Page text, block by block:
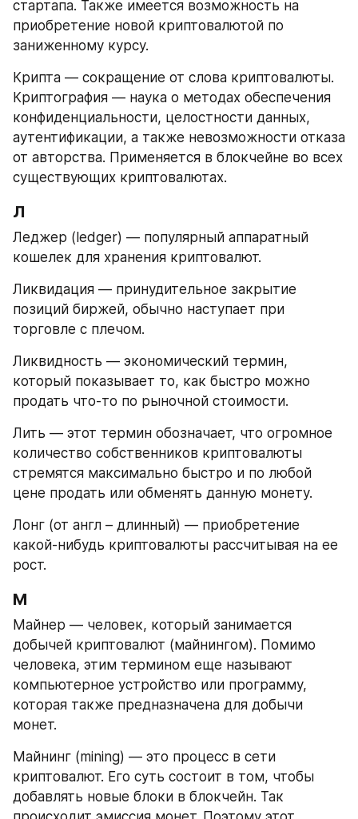
стартапа. Также имеется возможность на
приобретение новой криптовалютой по
заниженному курсу.
Крипта — сокращение от слова криптовалюты.
Криптография — наука о методах обеспечения
конфиденциальности, целостности данных,
аутентификации, а также невозможности отказа
от авторства. Применяется в блокчейне во всех
существующих криптовалютах.
Л
Леджер (ledger) — популярный аппаратный
кошелек для хранения криптовалют.
Ликвидация — принудительное закрытие
позиций биржей, обычно наступает при
торговле с плечом.
Ликвидность — экономический термин,
который показывает то, как быстро можно
продать что-то по рыночной стоимости.
Лить — этот термин обозначает, что огромное
количество собственников криптовалюты
стремятся максимально быстро и по любой
цене продать или обменять данную монету.
Лонг (от англ – длинный) — приобретение
какой-нибудь криптовалюты рассчитывая на ее
рост.
М
Майнер — человек, который занимается
добычей криптовалют (майнингом). Помимо
человека, этим термином еще называют
компьютерное устройство или программу,
которая также предназначена для добычи
монет.
Майнинг (mining) — это процесс в сети
криптовалют. Его суть состоит в том, чтобы
добавлять новые блоки в блокчейн. Так